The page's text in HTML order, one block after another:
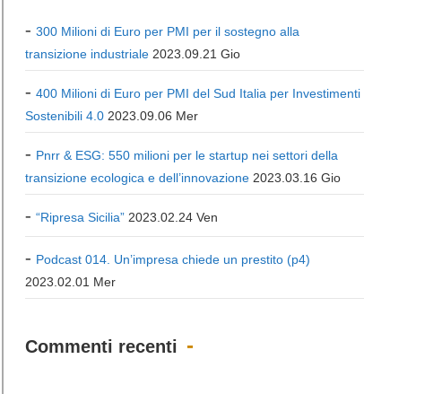
300 Milioni di Euro per PMI per il sostegno alla
transizione industriale 2023.09.21 Gio
400 Milioni di Euro per PMI del Sud Italia per Investimenti
Sostenibili 4.0 2023.09.06 Mer
Pnrr & ESG: 550 milioni per le startup nei settori della
transizione ecologica e dell’innovazione 2023.03.16 Gio
“Ripresa Sicilia” 2023.02.24 Ven
Podcast 014. Un’impresa chiede un prestito (p4)
2023.02.01 Mer
Commenti recenti